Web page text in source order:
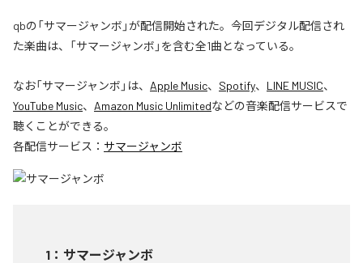
qbの「サマージャンボ」が配信開始された。今回デジタル配信され
た楽曲は、「サマージャンボ」を含む全1曲となっている。
なお「サマージャンボ 」は、 Apple Music、 Spotify、 LINE MUSIC、
YouTube Music、 Amazon Music Unlimitedなどの音楽配信サービスで
聴くことができる。
各配信サービス： サマージャンボ
1 ： サマージャンボ